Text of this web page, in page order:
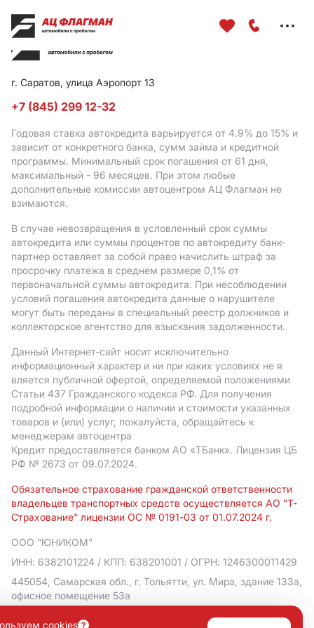
г. Саратов, улица Аэропорт 13
+7 (845) 299 12-32
Годовая ставка автокредита варьируется от 4.9% до 15% и
зависит от конкретного банка, сумм займа и кредитной
программы. Минимальный срок погашения от 61 дня,
максимальный - 96 месяцев. При этом любые
дополнительные комиссии автоцентром АЦ Флагман не
взимаются.
В случае невозвращения в условленный срок суммы
автокредита или суммы процентов по автокредиту банк-
партнер оставляет за собой право начислить штраф за
просрочку платежа в среднем размере 0,1% от
первоначальной суммы автокредита. При несоблюдении
условий погашения автокредита данные о нарушителе
могут быть переданы в специальный реестр должников и
коллекторское агентство для взыскания задолженности.
Данный Интернет-сайт носит исключительно
информационный характер и ни при каких условиях не я
вляется публичной офертой, определяемой положениями
Статьи 437 Гражданского кодекса РФ. Для получения
подробной информации о наличии и стоимости указанных
товаров и (или) услуг, пожалуйста, обращайтесь к
менеджерам автоцентра
Кредит предоставляется банком АO «ТБанк». Лицензия ЦБ
РФ № 2673 от 09.07.2024.
Обязательное страхование гражданской ответственности
владельцев транспортных средств осуществляется АО "Т-
Страхование" лицензии ОС № 0191-03 от 01.07.2024 г.
ООО "ЮНИКОМ"
ИНН: 6382101224 / КПП: 638201001 / ОГРН: 1246300011429
445054, Самарская обл., г. Тольятти, ул. Мира, здание 133а,
офисное помещение 53а
Политика в отношении обработки персональных данных
cookies